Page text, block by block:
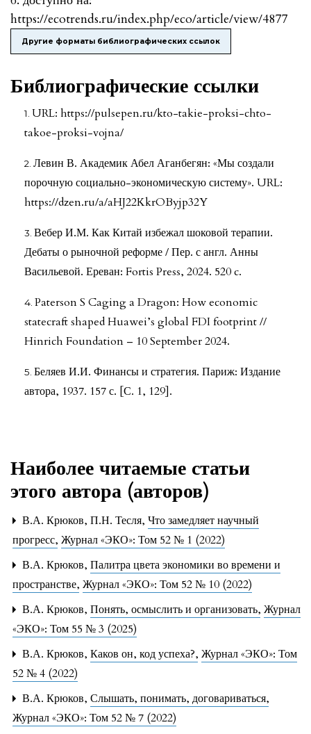
https://ecotrends.ru/index.php/eco/article/view/4877
Другие форматы библиографических ссылок
Библиографические ссылки
URL: https://pulsepen.ru/kto-takie-proksi-chto-
takoe-proksi-vojna/
Левин В. Академик Абел Аганбегян: «Мы создали
порочную социально-экономическую систему». URL:
https://dzen.ru/a/aHJ22KkrOByjp32Y
Вебер И.М. Как Китай избежал шоковой терапии.
Дебаты о рыночной реформе / Пер. с англ. Анны
Васильевой. Ереван: Fortis Press, 2024. 520 c.
Paterson S Caging a Dragon: How economic
statecraft shaped Huawei’s global FDI footprint //
Hinrich Foundation – 10 September 2024.
Беляев И.И. Финансы и стратегия. Париж: Издание
автора, 1937. 157 с. [С. 1, 129].
Наиболее читаемые статьи
этого автора (авторов)
В.А. Крюков, П.Н. Тесля, Что замедляет научный
прогресс, Журнал «ЭКО»: Том 52 № 1 (2022)
В.А. Крюков, Палитра цвета экономики во времени и
пространстве, Журнал «ЭКО»: Том 52 № 10 (2022)
В.А. Крюков, Понять, осмыслить и организовать, Журнал
«ЭКО»: Том 55 № 3 (2025)
В.А. Крюков, Каков он, код успеха?, Журнал «ЭКО»: Том
52 № 4 (2022)
В.А. Крюков, Слышать, понимать, договариваться,
Журнал «ЭКО»: Том 52 № 7 (2022)